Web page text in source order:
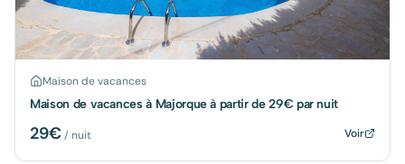
Maison de vacances
Maison de vacances à Majorque à partir de 29€ par nuit
29€/ nuit Voir